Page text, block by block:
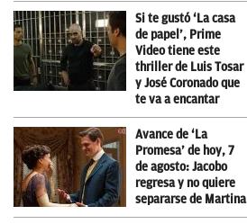
Si te gustó ‘La casa
de papel’, Prime
Video tiene este
thriller de Luis Tosar
y José Coronado que
te va a encantar
Avance de ‘La
Promesa’ de hoy, 7
de agosto: Jacobo
regresa y no quiere
separarse de Martina